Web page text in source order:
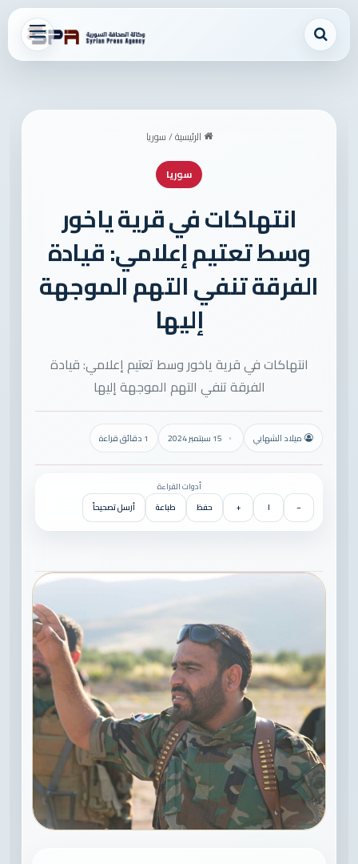
القائمة بحث عن
الرئيسية/سوريا
سوريا
انتهاكات في قرية ياخور
وسط تعتيم إعلامي: قيادة
الفرقة تنفي التهم الموجهة
إليها
انتهاكات في قرية ياخور وسط تعتيم إعلامي: قيادة
الفرقة تنفي التهم الموجهة إليها
ميلاد الشهابي 15 سبتمبر 2024 1 دقائق قراءة
أدوات القراءة
−
١ + حفظ طباعة أرسل تصحيحاً